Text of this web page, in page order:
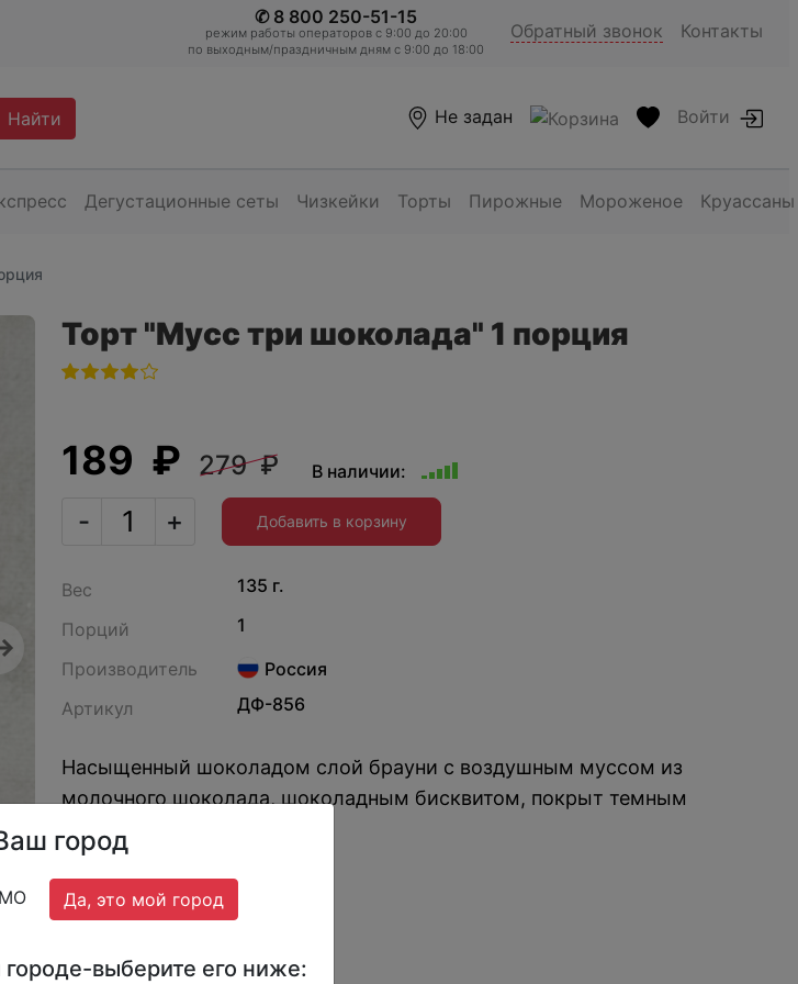
✆ 8 800 250-51-15
режим работы операторов c 9:00 до 20:00
по выходным/праздничным дням с 9:00 до 18:00
Обратный звонок Контакты
Найти Не задан Войти
Дегустационные сеты Чизкейки Торты Пирожные Мороженое Круассаны
город
Да, это мой город
выберите его ниже:
Next
Торт "Мусс три шоколада" 1 порция
189 ₽ 279 ₽ В наличии:
- + Добавить в корзину
Вес
135 г.
Порций
1
Производитель
Россия
Артикул
ДФ-856
Насыщенный шоколадом слой брауни с воздушным муссом из
молочного шоколада, шоколадным бисквитом, покрыт темным